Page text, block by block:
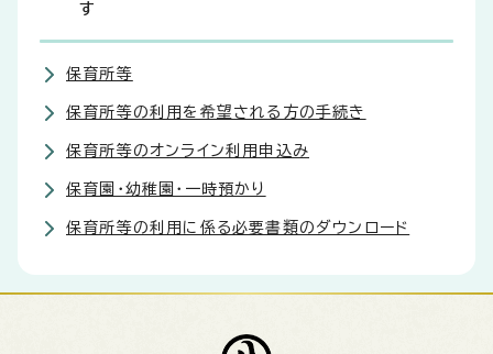
す
保育所等
保育所等の利用を希望される方の手続き
保育所等のオンライン利用申込み
保育園・幼稚園・一時預かり
保育所等の利用に係る必要書類のダウンロード